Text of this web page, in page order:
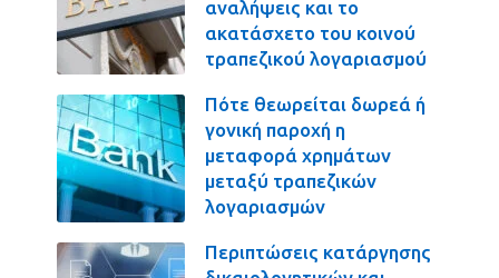
αναλήψεις και το
ακατάσχετο του κοινού
τραπεζικού λογαριασμού
Πότε θεωρείται δωρεά ή
γονική παροχή η
μεταφορά χρημάτων
μεταξύ τραπεζικών
λογαριασμών
Περιπτώσεις κατάργησης